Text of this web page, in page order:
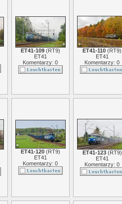
ET41-109(RT9)
ET41
Komentarzy: 0
ET41-110 (RT9)
ET41
Komentarzy: 0
ET41-120(RT9)
ET41
Komentarzy: 0
ET41-123(RT9)
ET41
Komentarzy: 0